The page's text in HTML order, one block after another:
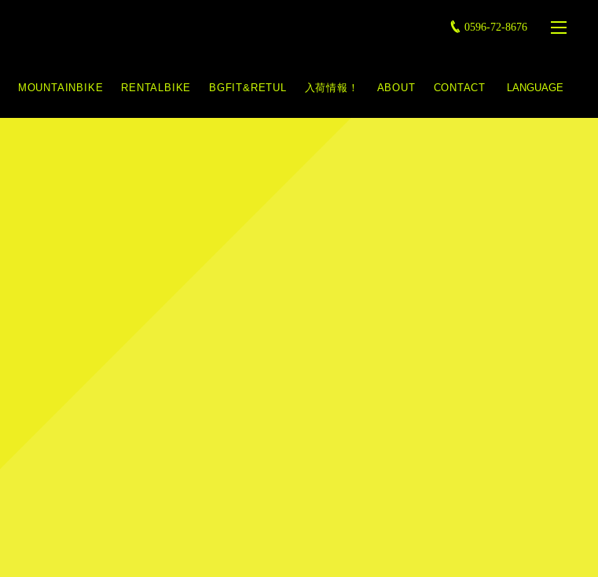
0596-72-8676
MOUNTAINBIKE RENTALBIKE BGFIT&RETUL 入荷情報！ ABOUT CONTACT LANGUAGE